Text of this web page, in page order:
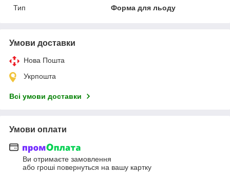
Тип
Форма для льоду
Умови доставки
Нова Пошта
Укрпошта
Всі умови доставки
Умови оплати
Ви отримаєте замовлення
або гроші повернуться на вашу картку